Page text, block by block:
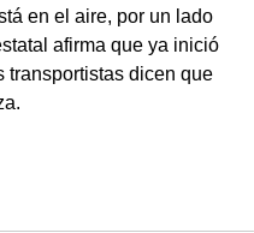
en el aire, por un lado
afirma que ya inició
transportistas dicen que